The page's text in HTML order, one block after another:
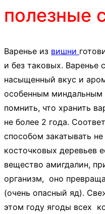
полезные
Варенье из вишни
и без таковых. Варенье
насыщенный вкус и
особенным
помнить, что хранить
не более 2 года.
способом закатывать
косточковых деревьев
вещество амигдалин,
организм, оно
(очень опасный яд).
этом году ягоды всех